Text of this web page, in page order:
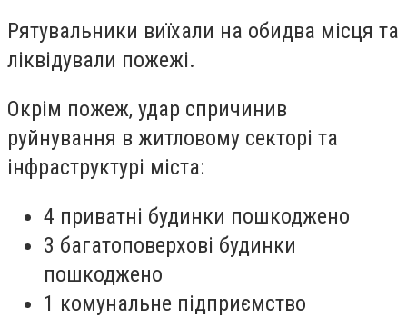
Рятувальники виїхали на обидва місця та
ліквідували пожежі.
Окрім пожеж, удар спричинив
руйнування в житловому секторі та
інфраструктурі міста:
4 приватні будинки пошкоджено
3 багатоповерхові будинки
пошкоджено
1 комунальне підприємство